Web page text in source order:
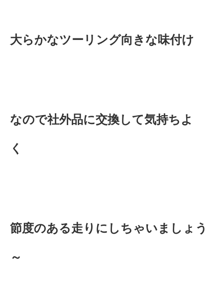
大らかなツーリング向きな味付け
なので社外品に交換して気持ちよ
く
節度のある走りにしちゃいましょう
～